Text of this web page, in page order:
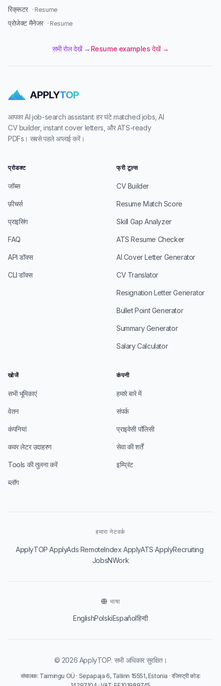
रिक्रूटर · Resume
प्रोजेक्ट मैनेजर · Resume
सभी रोल देखें → Resume examples देखें →
APPLYTOP
आपका AI job-search assistant: हर घंटे matched jobs, AI
CV builder, instant cover letters, और ATS-ready
PDFs। सबसे पहले अप्लाई करें।
प्रोडक्ट
जॉब्स
फ़ीचर्स
प्राइसिंग
FAQ
API डॉक्स
CLI डॉक्स
फ्री टूल्स
CV Builder
Resume Match Score
Skill Gap Analyzer
ATS Resume Checker
AI Cover Letter Generator
CV Translator
Resignation Letter Generator
Bullet Point Generator
Summary Generator
Salary Calculator
खोजें
सभी भूमिकाएं
वेतन
कंपनियां
कवर लेटर उदाहरण
Tools की तुलना करें
ब्लॉग
कंपनी
हमारे बारे में
संपर्क
प्राइवेसी पॉलिसी
सेवा की शर्तें
इम्प्रिंट
हमारा नेटवर्क
ApplyTOP·ApplyAds·RemoteIndex·ApplyATS·ApplyRecruiting·
JobsNWork
भाषा
EnglishPolskiEspañolहिन्दी
© 2026 ApplyTOP. सभी अधिकार सुरक्षित।
संचालक: Taimingu OÜ · Sepapaja 6, Tallinn 15551, Estonia · रजिस्ट्री कोड: